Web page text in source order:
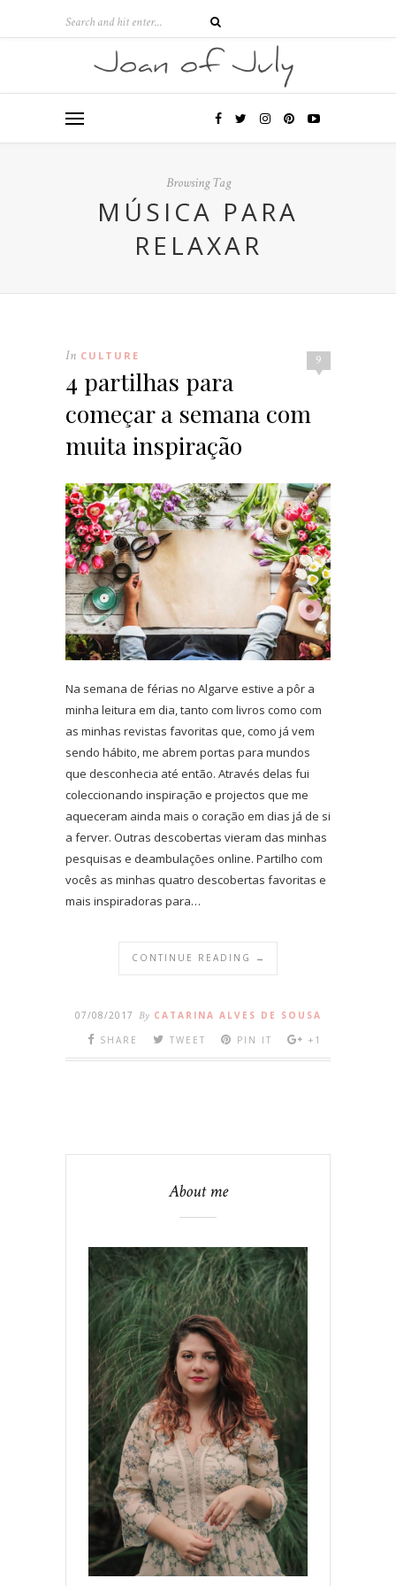
Browsing Tag
MÚSICA PARA
RELAXAR
9
In CULTURE
4 partilhas para
começar a semana com
muita inspiração
Na semana de férias no Algarve estive a pôr a
minha leitura em dia, tanto com livros como com
as minhas revistas favoritas que, como já vem
sendo hábito, me abrem portas para mundos
que desconhecia até então. Através delas fui
coleccionando inspiração e projectos que me
aqueceram ainda mais o coração em dias já de si
a ferver. Outras descobertas vieram das minhas
pesquisas e deambulações online. Partilho com
vocês as minhas quatro descobertas favoritas e
mais inspiradoras para…
CONTINUE READING →
07/08/2017 By CATARINA ALVES DE SOUSA
SHARE
TWEET PIN IT +1
About me